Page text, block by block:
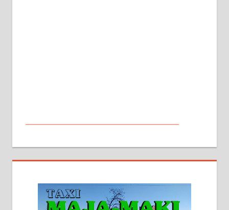
стамбене целине једна уз другу.
2х150м2, две гараже, централно
грејање на гас и дрва. Две